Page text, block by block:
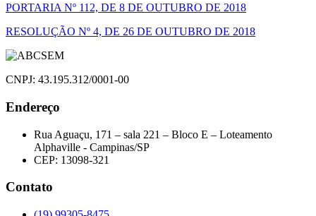
Navegação
de
Post
PORTARIA Nº 112, DE 8 DE OUTUBRO DE 2018
RESOLUÇÃO Nº 4, DE 26 DE OUTUBRO DE 2018
CNPJ: 43.195.312/0001-00
Endereço
Rua Aguaçu, 171 – sala 221 – Bloco E – Loteamento
Alphaville - Campinas/SP
CEP: 13098-321
Contato